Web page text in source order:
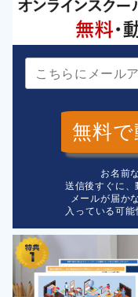
無料
お名前
送信後すぐに、
メールが届か
入っている可能